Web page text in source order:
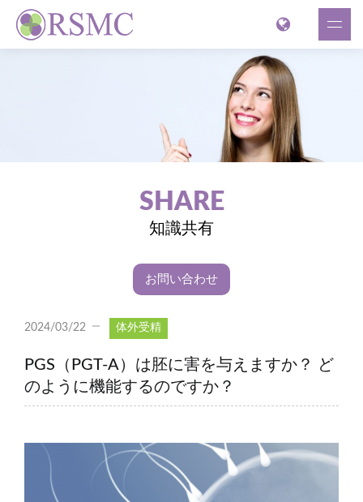
SHARE
知識共有
お問い合わせ
2024/03/22 体外受精
PGS（PGT-A）は胚に害を与えますか？ ど
のように機能するのですか？